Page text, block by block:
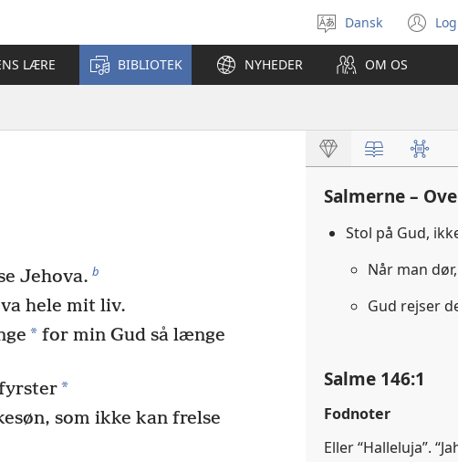
Vælg
sprog
Dansk
LÆRE BIBLIOTEK NYHEDER OM OS
Jehova. b
hele mit liv.
* for min Gud så længe
*
som ikke kan frelse
Salmerne –
Stol på Gud,
Når man
Gud rejser
Salme 146:1
Fodnoter
Eller “Halleluja”.